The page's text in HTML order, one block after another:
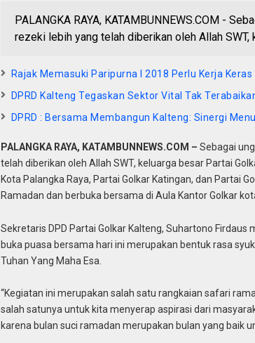
PALANGKA RAYA, KATAMBUNNEWS.COM -
rezeki lebih yang telah diberikan oleh Allah
Rajak Memasuki Paripurna I 2018 Perlu Kerja Keras
DPRD Kalteng Tegaskan Sektor Vital Tak
DPRD : Bersama Membangun Kalteng: Sinergi
PALANGKA RAYA, KATAMBUNNEWS.COM – Sebagai
telah diberikan oleh Allah SWT, keluarga besar Partai
Kota Palangka Raya, Partai Golkar Katingan, dan Partai
Ramadan dan berbuka bersama di Aula Kantor Golkar
Sekretaris DPD Partai Golkar Kalteng, Suhartono
buka puasa bersama hari ini merupakan bentuk rasa
Tuhan Yang Maha Esa.
“Kegiatan ini merupakan salah satu rangkaian safari
salah satunya untuk kita menyerap aspirasi dari
karena bulan suci ramadan merupakan bulan yang baik